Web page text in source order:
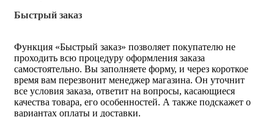
Быстрый заказ
Функция «Быстрый заказ» позволяет покупателю не
проходить всю процедуру оформления заказа
самостоятельно. Вы заполняете форму, и через короткое
время вам перезвонит менеджер магазина. Он уточнит
все условия заказа, ответит на вопросы, касающиеся
качества товара, его особенностей. А также подскажет о
вариантах оплаты и доставки.